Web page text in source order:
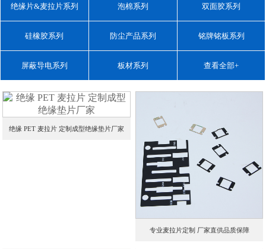
绝缘片&麦拉片系列 泡棉系列 双面胶系列
硅橡胶系列 防尘产品系列 铭牌铭板系列
屏蔽导电系列 板材系列 查看全部+
绝缘 PET 麦拉片 定制成型绝缘垫片厂家
专业麦拉片定制 厂家直供品质保障